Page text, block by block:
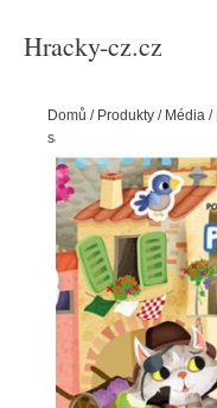
Hracky-cz.cz
Domů / Produkty / Média /
samolepková knížka